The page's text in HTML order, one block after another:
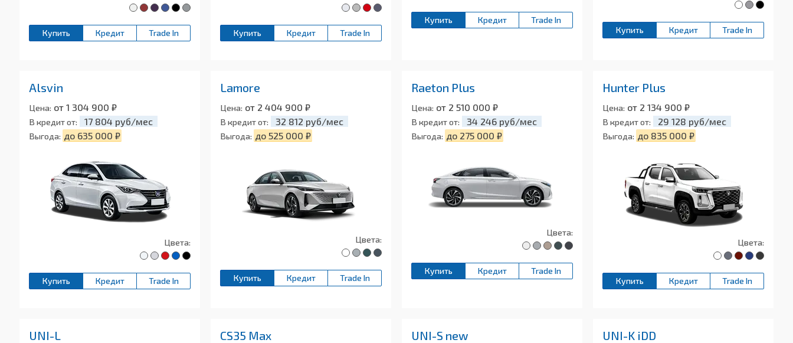
Купить Кредит Trade In Купить Кредит Trade In
Купить Кредит Trade In
Купить Кредит Trade In
Alsvin
Цена: от 1 304 900 ₽
В кредит от: 17 804 руб/мес
Выгода: до 635 000 ₽
Цвета:
Купить Кредит Trade In
Lamore
Цена: от 2 404 900 ₽
В кредит от: 32 812 руб/мес
Выгода: до 525 000 ₽
Цвета:
Купить Кредит Trade In
Raeton Plus
Цена: от 2 510 000 ₽
В кредит от: 34 246 руб/мес
Выгода: до 275 000 ₽
Цвета:
Купить Кредит Trade In
Hunter Plus
Цена: от 2 134 900 ₽
В кредит от: 29 128 руб/мес
Выгода: до 835 000 ₽
Цвета:
Купить Кредит Trade In
UNI-L CS35 Max UNI-S new UNI-K iDD